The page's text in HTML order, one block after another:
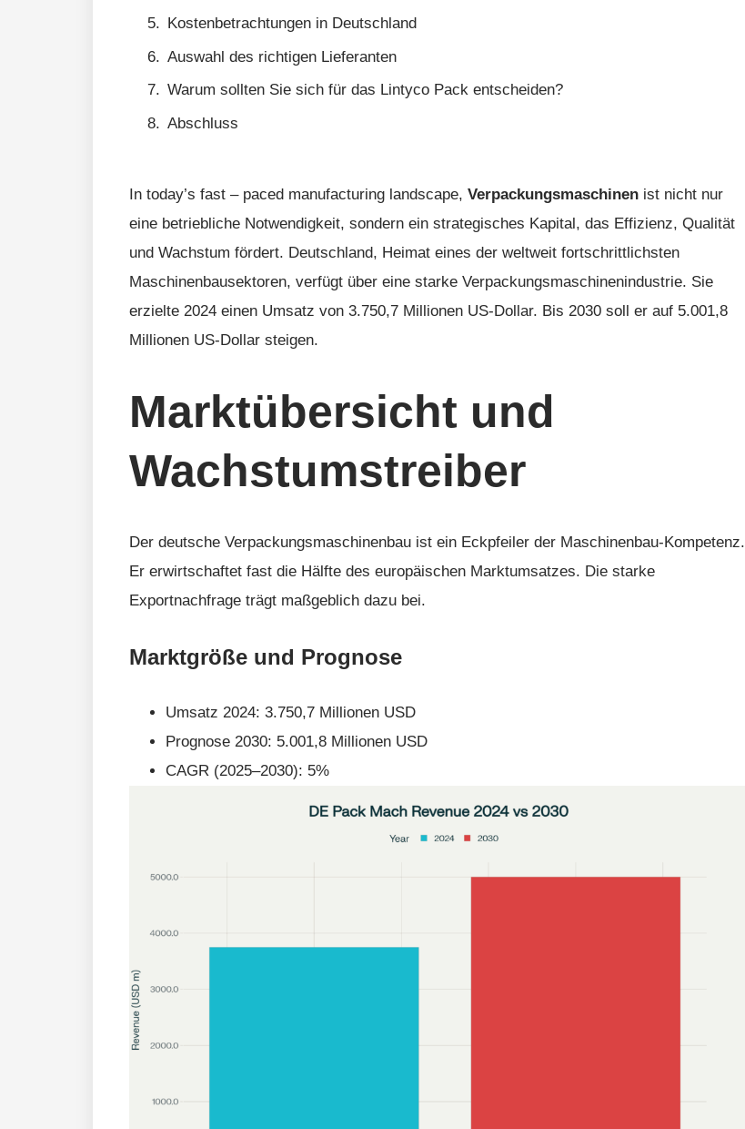
Kostenbetrachtungen in Deutschland
Auswahl des richtigen Lieferanten
Warum sollten Sie sich für das Lintyco Pack entscheiden?
Abschluss
In today’s fast – paced manufacturing landscape, Verpackungsmaschinen ist nicht nur
eine betriebliche Notwendigkeit, sondern ein strategisches Kapital, das Effizienz, Qualität
und Wachstum fördert. Deutschland, Heimat eines der weltweit fortschrittlichsten
Maschinenbausektoren, verfügt über eine starke Verpackungsmaschinenindustrie. Sie
erzielte 2024 einen Umsatz von 3.750,7 Millionen US-Dollar. Bis 2030 soll er auf 5.001,8
Millionen US-Dollar steigen.
Marktübersicht und
Wachstumstreiber
Der deutsche Verpackungsmaschinenbau ist ein Eckpfeiler der Maschinenbau-Kompetenz.
Er erwirtschaftet fast die Hälfte des europäischen Marktumsatzes. Die starke
Exportnachfrage trägt maßgeblich dazu bei.
Marktgröße und Prognose
Umsatz 2024: 3.750,7 Millionen USD
Prognose 2030: 5.001,8 Millionen USD
CAGR (2025–2030): 5%